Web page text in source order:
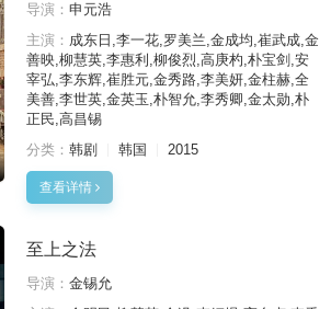
导演： 申元浩
主演： 成东日,李一花,罗美兰,金成均,崔武成,金
善映,柳慧英,李惠利,柳俊烈,高庚杓,朴宝剑,安
宰弘,李东辉,崔胜元,金秀路,李美妍,金柱赫,全
美善,李世英,金英玉,朴智允,李秀卿,金太勋,朴
正民,高昌锡
分类： 韩剧 韩国 2015
查看详情
至上之法
导演： 金锡允